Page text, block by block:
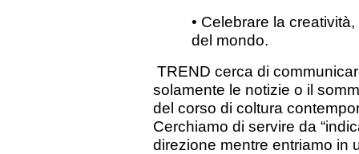
• Celebrare la
del mondo.
TREND cerca di
solamente le notizie o il
del corso di coltura
Cerchiamo di servire da
direzione mentre entriamo in